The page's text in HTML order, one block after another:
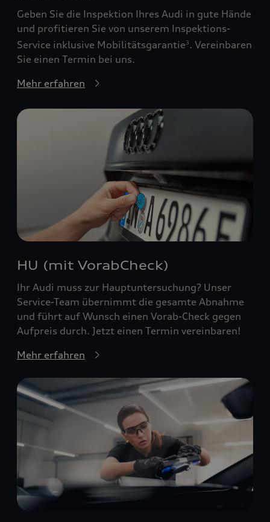
Geben Sie die Inspektion Ihres Audi in gute Hände
und profitieren Sie von unserem Inspektions-
Service inklusive Mobilitätsgarantie3 . Vereinbaren
Sie einen Termin bei uns.
Mehr erfahren
HU (mit VorabCheck)
Ihr Audi muss zur Hauptuntersuchung? Unser
Service-Team übernimmt die gesamte Abnahme
und führt auf Wunsch einen Vorab-Check gegen
Aufpreis durch. Jetzt einen Termin vereinbaren!
Mehr erfahren